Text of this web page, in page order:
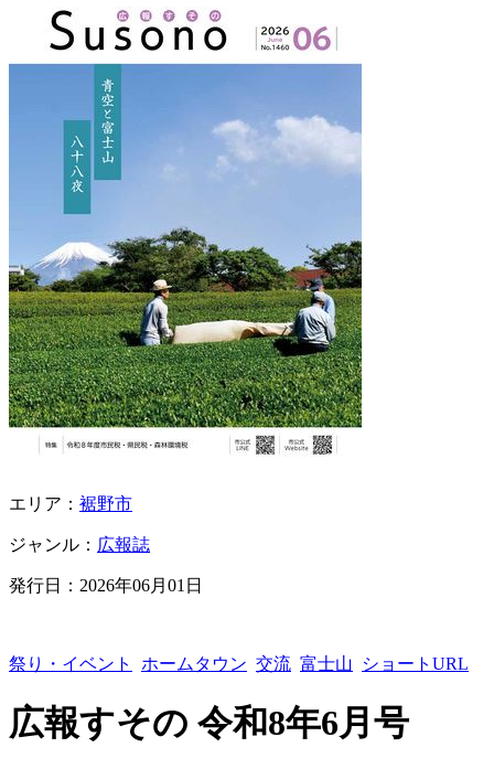
エリア： 裾野市
ジャンル： 広報誌
発行日： 2026年06月01日
祭り・イベント ホームタウン 交流 富士山 ショートURL
広報すその 令和8年6月号